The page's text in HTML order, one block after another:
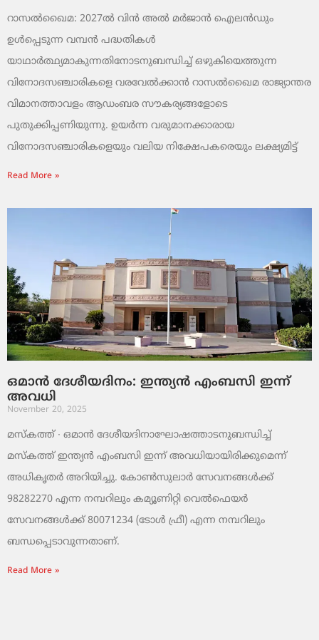
റാസൽഖൈമ: 2027ൽ വിൻ അൽ മർജാൻ ഐലൻഡും
ഉൾപ്പെടുന്ന വമ്പൻ പദ്ധതികൾ
യാഥാർത്ഥ്യമാകുന്നതിനോടനുബന്ധിച്ച് ഒഴുകിയെത്തുന്ന
വിനോദസഞ്ചാരികളെ വരവേൽക്കാൻ റാസൽഖൈമ രാജ്യാന്തര
വിമാനത്താവളം ആഡംബര സൗകര്യങ്ങളോടെ
പുതുക്കിപ്പണിയുന്നു. ഉയർന്ന വരുമാനക്കാരായ
വിനോദസഞ്ചാരികളെയും വലിയ നിക്ഷേപകരെയും ലക്ഷ്യമിട്ട്
Read More »
ഒമാൻ ദേശീയദിനം: ഇന്ത്യൻ എംബസി ഇന്ന്
അവധി
November 20, 2025
മസ്‌കത്ത് ∙ ഒമാൻ ദേശീയദിനാഘോഷത്താടനുബന്ധിച്ച്
മസ്‌കത്ത് ഇന്ത്യൻ എംബസി ഇന്ന് അവധിയായിരിക്കുമെന്ന്
അധികൃതർ അറിയിച്ചു. കോൺസുലാർ സേവനങ്ങൾക്ക്
98282270 എന്ന നമ്പറിലും കമ്യൂണിറ്റി വെൽഫെയർ
സേവനങ്ങൾക്ക് 80071234 (ടോൾ ഫ്രീ) എന്ന നമ്പറിലും
ബന്ധപ്പെടാവുന്നതാണ്.
Read More »